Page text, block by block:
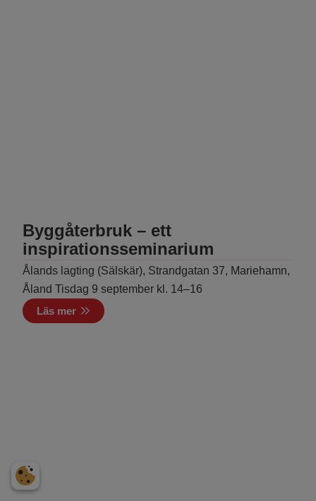
Byggåterbruk – ett
inspirationsseminarium
Ålands lagting (Sälskär), Strandgatan 37, Mariehamn,
Åland Tisdag 9 september kl. 14–16
Läs mer